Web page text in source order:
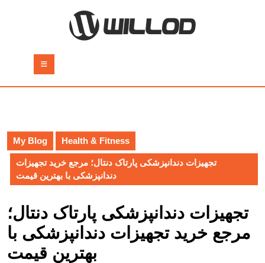
Button
My Blog Health & Fitness
تجهیزات دندانپزشکی پارتاک دنتال؛ مرجع خرید تجهیزات
دندانپزشکی با بهترین قیمت
تجهیزات دندانپزشکی پارتاک دنتال؛
مرجع خرید تجهیزات دندانپزشکی با
بهترین قیمت